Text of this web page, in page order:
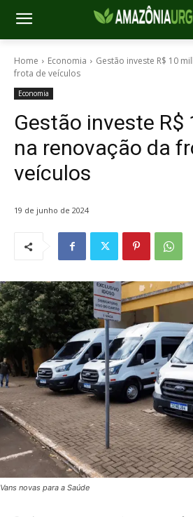
Home Economia
Gestão investe R$ 10
frota de veículos
Economia
Gestão investe R$
na renovação da
veículos
19 de junho de 2024
Vans novas para a Saúde